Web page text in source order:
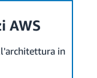
AWS
in